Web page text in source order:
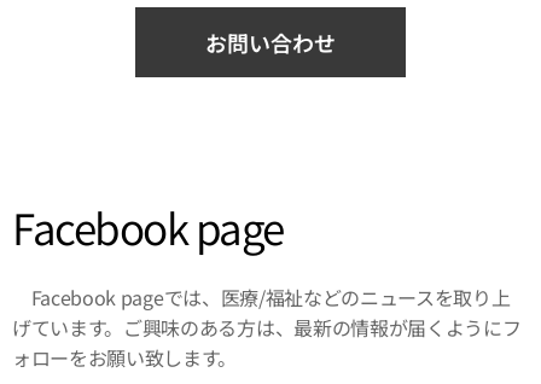
お問い合わせ
Facebook page
Facebook pageでは、医療/福祉などのニュースを取り上
げています。ご興味のある方は、最新の情報が届くようにフ
ォローをお願い致します。